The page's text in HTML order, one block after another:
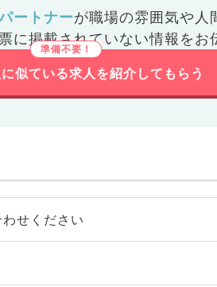
ートナーが職場の雰囲気や人
に掲載されていない情報をお
似ている求人を紹介してもらう
せください